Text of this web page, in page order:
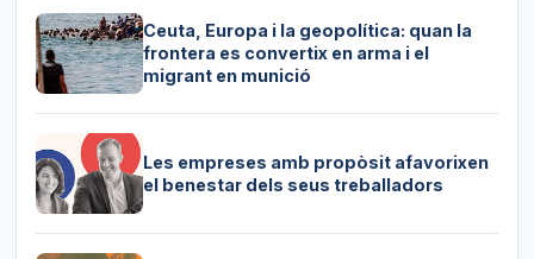
Ceuta, Europa i la geopolítica: quan la
frontera es convertix en arma i el
migrant en munició
Les empreses amb propòsit afavorixen
el benestar dels seus treballadors